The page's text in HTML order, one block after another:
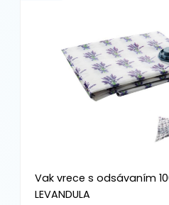
Vak vrece s odsávaním
LEVANDULA